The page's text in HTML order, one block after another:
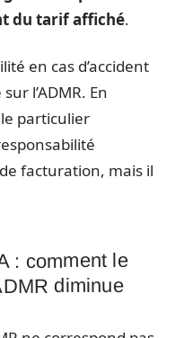
du tarif affiché.
en cas d’accident
l’ADMR. En
particulier
facturation, mais il
: comment le
diminue